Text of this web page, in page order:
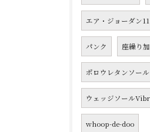
エア・ジョーダン11
パンク 座繰り
ポロウレタンソール
ウェッジソール
whoop-de-doo